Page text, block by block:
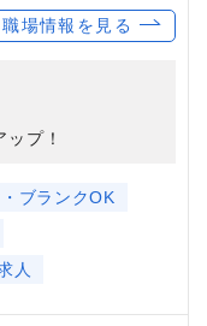
職場情報を見る
プ！
ブランクOK
人